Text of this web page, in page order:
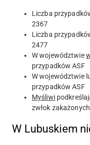
Liczba
2367
Liczba
2477
W województwie
przypadków ASF
W województwie
przypadków ASF
Myśliwi
zwłok
W Lubuskiem